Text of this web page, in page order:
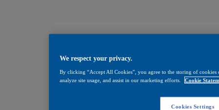
We respect your privacy.
By clicking “Accept All Cookies”, you agree to the storing of
analyze site usage, and assist in our marketing efforts.
Cookie
Cookies Settings